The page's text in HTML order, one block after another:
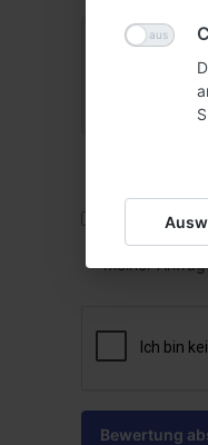
*
Ja, ich habe
meiner
Bewertung